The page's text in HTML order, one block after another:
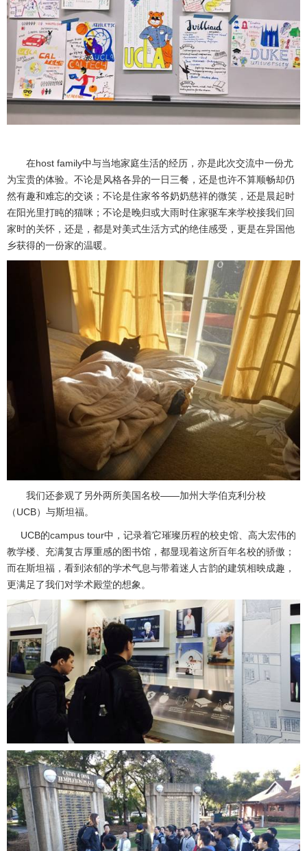
在host family中与当地家庭生活的经历，亦是此次交流中一份尤
为宝贵的体验。不论是风格各异的一日三餐，还是也许不算顺畅却仍
然有趣和难忘的交谈；不论是住家爷爷奶奶慈祥的微笑，还是晨起时
在阳光里打盹的猫咪；不论是晚归或大雨时住家驱车来学校接我们回
家时的关怀，还是，都是对美式生活方式的绝佳感受，更是在异国他
乡获得的一份家的温暖。
我们还参观了另外两所美国名校――加州大学伯克利分校
（UCB）与斯坦福。
UCB的campus tour中，记录着它璀璨历程的校史馆、高大宏伟的
教学楼、充满复古厚重感的图书馆，都显现着这所百年名校的骄傲；
而在斯坦福，看到浓郁的学术气息与带着迷人古韵的建筑相映成趣，
更满足了我们对学术殿堂的想象。